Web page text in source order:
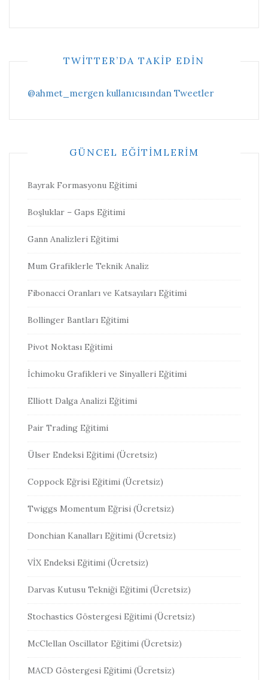
TWITTER’DA TAKIP EDIN
@ahmet_mergen kullanıcısından Tweetler
GÜNCEL EĞITIMLERIM
Bayrak Formasyonu Eğitimi
Boşluklar – Gaps Eğitimi
Gann Analizleri Eğitimi
Mum Grafiklerle Teknik Analiz
Fibonacci Oranları ve Katsayıları Eğitimi
Bollinger Bantları Eğitimi
Pivot Noktası Eğitimi
İchimoku Grafikleri ve Sinyalleri Eğitimi
Elliott Dalga Analizi Eğitimi
Pair Trading Eğitimi
Ülser Endeksi Eğitimi (Ücretsiz)
Coppock Eğrisi Eğitimi (Ücretsiz)
Twiggs Momentum Eğrisi (Ücretsiz)
Donchian Kanalları Eğitimi (Ücretsiz)
VİX Endeksi Eğitimi (Ücretsiz)
Darvas Kutusu Tekniği Eğitimi (Ücretsiz)
Stochastics Göstergesi Eğitimi (Ücretsiz)
McClellan Oscillator Eğitimi (Ücretsiz)
MACD Göstergesi Eğitimi (Ücretsiz)